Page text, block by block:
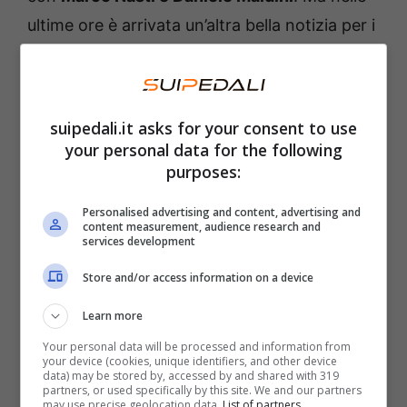
ultime ore è arrivata un’altra bella notizia per i
è ufficiale
importante suuno dei giovani di maggior
talento del nostro paese
ha firmato il contratto con la squadra
rossonera è annoverato tra le migliori
Tommaso Mancioppi e ha soltanto 18 anni,
essendo nato nel 2006.
suipedali.it asks for your consent to use
your personal data for the following
purposes:
Personalised advertising and content, advertising and
content measurement, audience research and
services development
Store and/or access information on a device
Learn more
Your personal data will be processed and information from
your device (cookies, unique identifiers, and other device
data) may be stored by, accessed by and shared with 319
partners, or used specifically by this site. We and our partners